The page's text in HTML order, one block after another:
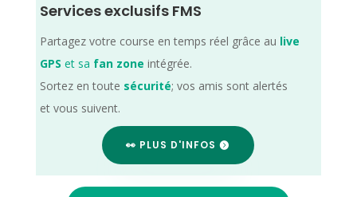
Services exclusifs FMS
Partagez votre course en temps réel grâce au live
GPS et sa fan zone intégrée.
Sortez en toute sécurité; vos amis sont alertés
et vous suivent.
👀 PLUS D'INFOS